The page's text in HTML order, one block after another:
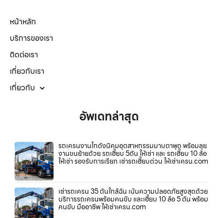
หน้าหลัก
บริการของเรา
ติดต่อเรา
เกี่ยวกับเรา
เกี่ยวกับ
อัพเดทล่าสุด
รถเครนงานโกดังนิคมอุตสาหกรรมมาบตาพุด พร้อมลุย
งานขนย้ายด้วย รถเฮี๊ยบ 5ตัน ให้เช่า และ รถเฮี๊ยบ 10 ล้อ
ให้เช่า รองรับการเรียก เช่ารถเฮี๊ยบด่วน ให้เช่าเครน.com
เช่ารถเครน 35 ตันใกล้ฉัน เน้นความปลอดภัยสูงสุดด้วย
บริการรถเครนพร้อมคนขับ และเฮี๊ยบ 10 ล้อ 5 ตัน พร้อม
คนขับ มืออาชีพ ให้เช่าเครน.com